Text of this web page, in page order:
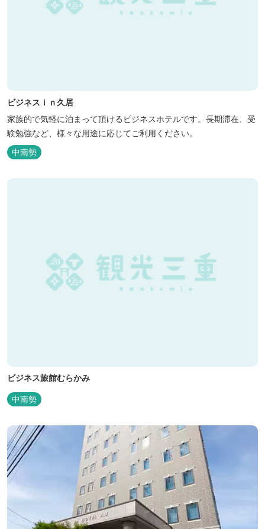
ビジネスｉｎ久居
家族的で気軽に泊まって頂けるビジネスホテルです。長期滞在、受
験勉強など、様々な用途に応じてご利用ください。
中南勢
ビジネス旅館むらかみ
中南勢